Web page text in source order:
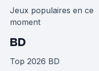
Jeux populaires en ce
moment
BD
Top 2026 BD